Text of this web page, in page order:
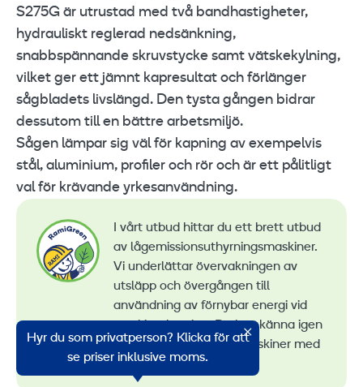
S275G är utrustad med två bandhastigheter,
hydrauliskt reglerad nedsänkning,
snabbspännande skruvstycke samt vätskekylning,
vilket ger ett jämnt kapresultat och förlänger
sågbladets livslängd. Den tysta gången bidrar
dessutom till en bättre arbetsmiljö.
Sågen lämpar sig väl för kapning av exempelvis
stål, aluminium, profiler och rör och är ett pålitligt
val för krävande yrkesanvändning.
I vårt utbud hittar du ett brett utbud
av lågemissionsuthyrningsmaskiner.
Vi underlättar övervakningen av
utsläpp och övergången till
användning av förnybar energi vid
maskinuthyrning. Du kan känna igen
alla våra lågemissionsmaskiner med
RamiGreen-märket
Hyr du som privatperson? Klicka för att
se priser inklusive moms.